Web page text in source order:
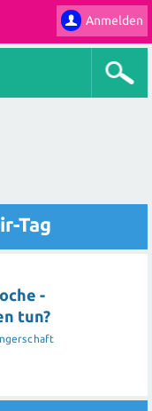
Anmelden
Tag
-
tun?